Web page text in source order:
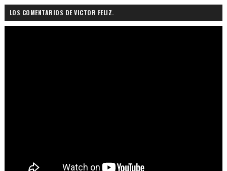
LOS COMENTARIOS DE VICTOR FELIZ.